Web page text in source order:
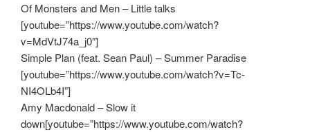
Of Monsters and Men – Little talks
[youtube=”https://www.youtube.com/watch?
v=MdVtJ74a_j0″]
Simple Plan (feat. Sean Paul) – Summer Paradise
[youtube=”https://www.youtube.com/watch?v=Tc-
NI4OLb4I”]
Amy Macdonald – Slow it
down[youtube=”https://www.youtube.com/watch?